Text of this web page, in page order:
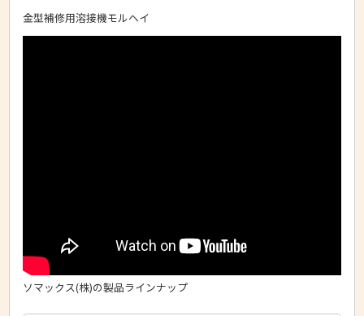
金型補修用溶接機モルヘイ
ソマックス(株)の製品ラインナップ